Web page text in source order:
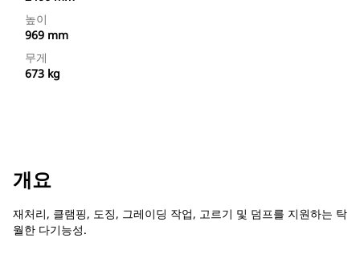
높이
969 mm
무게
673 kg
개요
재처리, 클램핑, 도징, 그레이딩 작업, 고르기 및 덤프를 지원하는 탁
월한 다기능성.